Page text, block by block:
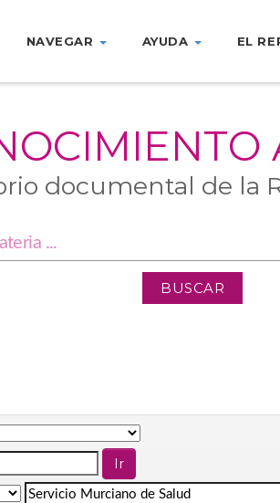
NAVEGAR AYUDA EL
documental de la